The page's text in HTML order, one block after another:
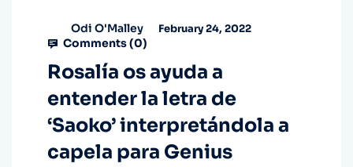
Odi O'Malley February 24, 2022
Comments (0)
Rosalía os ayuda a
entender la letra de
‘Saoko’ interpretándola a
capela para Genius